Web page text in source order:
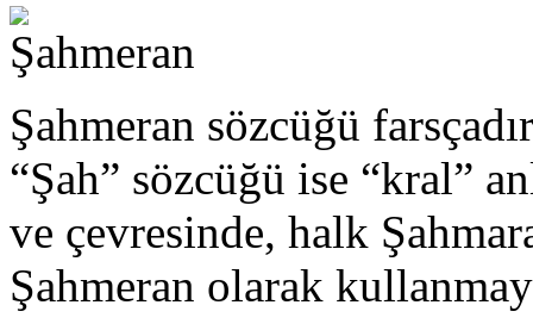
Şahmeran sözcüğü
“Şah” sözcüğü ise “kral”
ve çevresinde, halk
Şahmeran olarak